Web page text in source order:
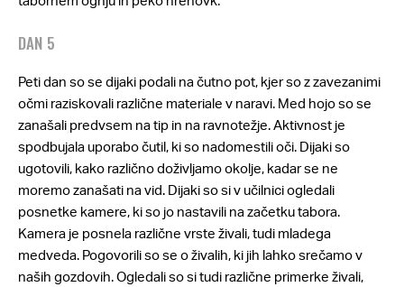
DAN 5
Peti dan so se dijaki podali na čutno pot, kjer so z zavezanimi
očmi raziskovali različne materiale v naravi. Med hojo so se
zanašali predvsem na tip in na ravnotežje. Aktivnost je
spodbujala uporabo čutil, ki so nadomestili oči. Dijaki so
ugotovili, kako različno doživljamo okolje, kadar se ne
moremo zanašati na vid. Dijaki so si v učilnici ogledali
posnetke kamere, ki so jo nastavili na začetku tabora.
Kamera je posnela različne vrste živali, tudi mladega
medveda. Pogovorili so se o živalih, ki jih lahko srečamo v
naših gozdovih. Ogledali so si tudi različne primerke živali,